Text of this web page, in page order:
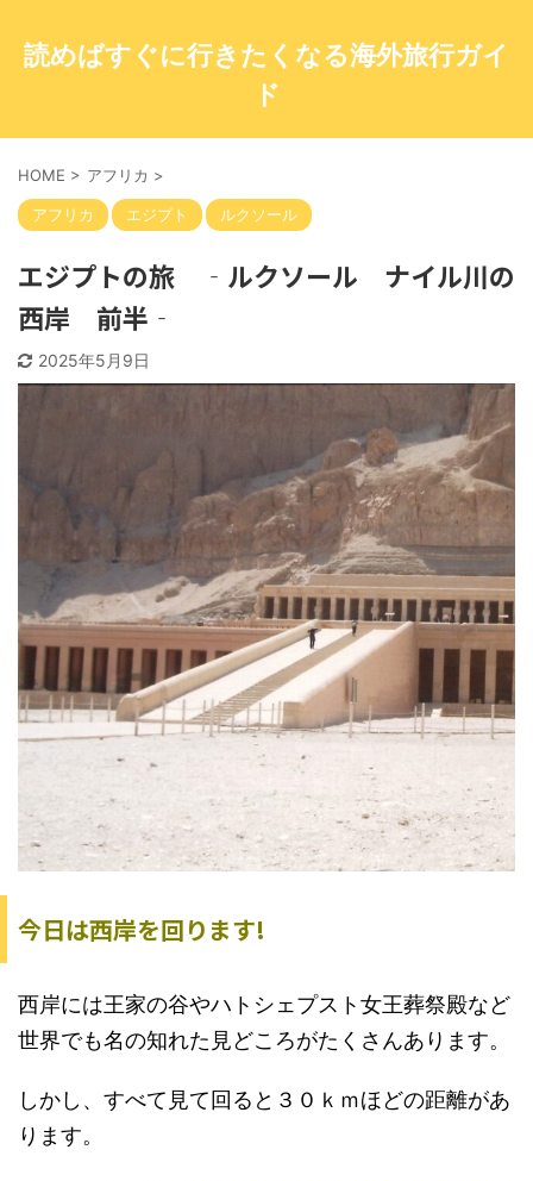
読めばすぐに行きたくなる海外旅行ガイ
ド
HOME > アフリカ >
アフリカ エジプト ルクソール
エジプトの旅 ‐ルクソール ナイル川の
西岸 前半‐
2025年5月9日
今日は西岸を回ります!
西岸には王家の谷やハトシェプスト女王葬祭殿など
世界でも名の知れた見どころがたくさんあります。
しかし、すべて見て回ると３０ｋｍほどの距離があ
ります。